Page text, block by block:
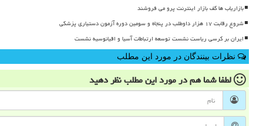
بازاریاب ها کف بازار اینترنت پرو می فروشند
شروع رقابت ۱۷ هزار داوطلب در پنجاه و سومین دوره آزمون دستیاری پزشکی
ایران بر کرسی ریاست نشست توسعه ارتباطات آسیا و اقیانوسیه نشست
نظرات بینندگان در مورد این مطلب
لطفا شما همدر مورد این مطلبنظر دهید